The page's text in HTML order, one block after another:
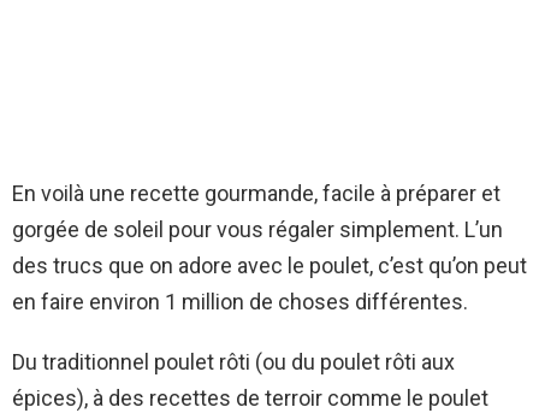
En voilà une recette gourmande, facile à préparer et
gorgée de soleil pour vous régaler simplement. L’un
des trucs que on adore avec le poulet, c’est qu’on peut
en faire environ 1 million de choses différentes.
Du traditionnel poulet rôti (ou du poulet rôti aux
épices), à des recettes de terroir comme le poulet